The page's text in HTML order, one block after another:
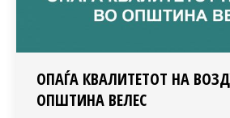
ОПАЃА КВАЛИТЕТОТ НА
ОПШТИНА ВЕЛЕС